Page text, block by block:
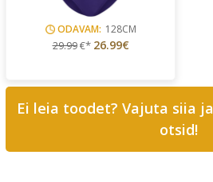
ODAVAM: 128CM
29.99€* 26.99€
Ei leia toodet? Vajuta siia
otsid!